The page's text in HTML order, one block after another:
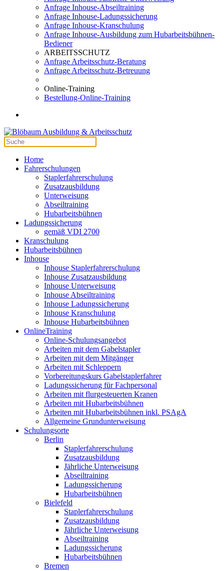
Anfrage Inhouse-Abseiltraining
Anfrage Inhouse-Ladungssicherung
Anfrage Inhouse-Kranschulung
Anfrage Inhouse-Ausbildung zum Hubarbeitsbühnen-
Bediener
ARBEITSSCHUTZ
Anfrage Arbeitsschutz-Beratung
Anfrage Arbeitsschutz-Betreuung
Online-Training
Bestellung-Online-Training
Home
Fahrerschulungen
Staplerfahrerschulung
Zusatzausbildung
Unterweisung
Abseiltraining
Hubarbeitsbühnen
Ladungssicherung
gemäß VDI 2700
Kranschulung
Hubarbeitsbühnen
Inhouse
Inhouse Staplerfahrerschulung
Inhouse Zusatzausbildung
Inhouse Unterweisung
Inhouse Abseiltraining
Inhouse Ladungssicherung
Inhouse Kranschulung
Inhouse Hubarbeitsbühnen
OnlineTraining
Online-Schulungsangebot
Arbeiten mit dem Gabelstapler
Arbeiten mit dem Mitgänger
Arbeiten mit Schleppern
Vorbereitungskurs Gabelstaplerfahrer
Ladungssicherung für Fachpersonal
Arbeiten mit flurgesteuerten Kranen
Arbeiten mit Hubarbeitsbühnen
Arbeiten mit Hubarbeitsbühnen inkl. PSAgA
Allgemeine Grundunterweisung
Schulungsorte
Berlin
Staplerfahrerschulung
Zusatzausbildung
Jährliche Unterweisung
Abseiltraining
Ladungssicherung
Hubarbeitsbühnen
Bielefeld
Staplerfahrerschulung
Zusatzausbildung
Jährliche Unterweisung
Abseiltraining
Ladungssicherung
Hubarbeitsbühnen
Bremen